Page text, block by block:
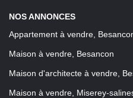
NOS ANNONCES
Appartement à vendre,
Maison à vendre, Besancon
Maison d'architecte à vendre,
Maison à vendre, Miserey-